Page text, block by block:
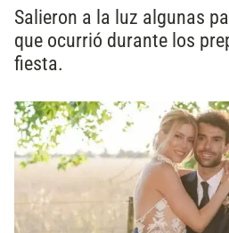
Salieron a la luz algunas
que ocurrió durante los
fiesta.